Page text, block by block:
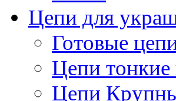
Цепи для
Готовые
Цепи тонкие
Цепи